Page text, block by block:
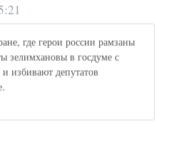
где герои россии рамзаны
зелимхановы в госдуме с
избивают депутатов